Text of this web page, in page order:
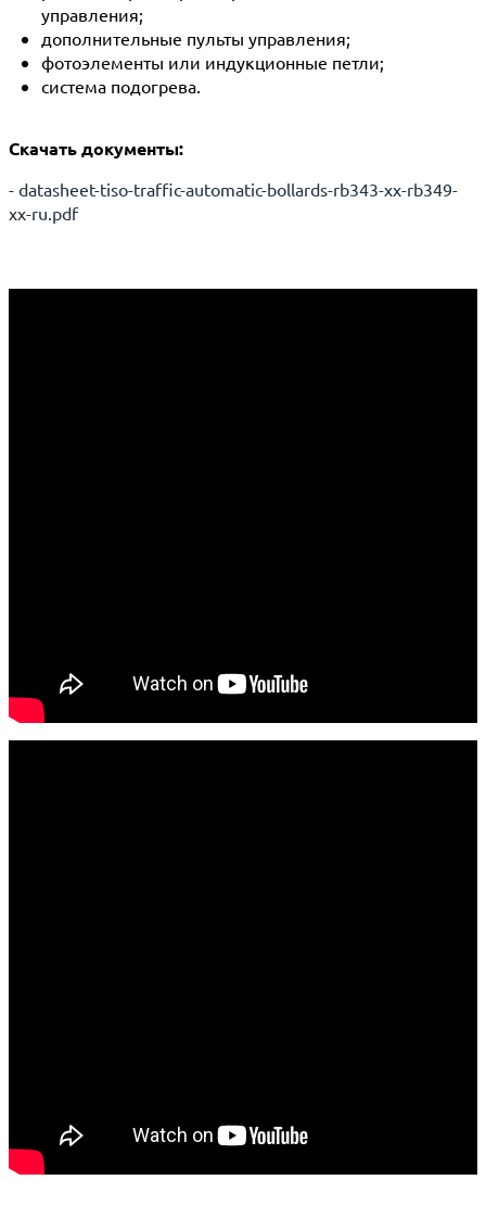
управления;
дополнительные пульты управления;
фотоэлементы или индукционные петли;
система подогрева.
Скачать документы:
- datasheet-tiso-traffic-automatic-bollards-rb343-xx-rb349-
xx-ru.pdf